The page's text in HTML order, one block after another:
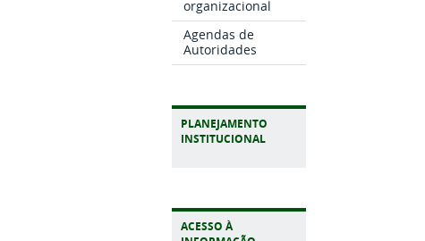
organizacional
Agendas de
Autoridades
PLANEJAMENTO
INSTITUCIONAL
ACESSO À